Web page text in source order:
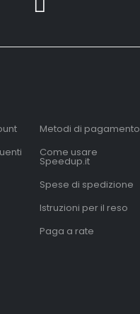
Metodi di pagamento
Come usare
Speedup.it
Spese di spedizione
Istruzioni per il reso
Paga a rate